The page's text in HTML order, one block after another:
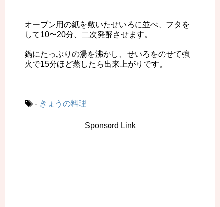
オーブン用の紙を敷いたせいろに並べ、フタを
して10〜20分、二次発酵させます。
鍋にたっぷりの湯を沸かし、せいろをのせて強
火で15分ほど蒸したら出来上がりです。
- きょうの料理
Sponsord Link